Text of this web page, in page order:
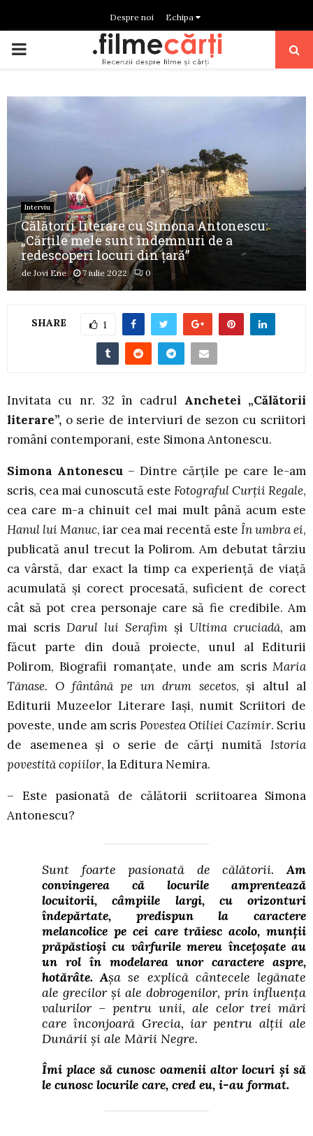
Despre noi Echipa
PRIMARY
Interviu
Călătorii literare cu Simona Antonescu:
„Cărțile mele sunt îndemnuri de a
redescoperi locuri din țară”
de Jovi Ene 7 iulie 2022 0
SHARE 1
Invitata cu nr. 32 în cadrul Anchetei „Călătorii
literare”, o serie de interviuri de sezon cu scriitori
români contemporani, este Simona Antonescu.
Simona Antonescu – Dintre cărțile pe care le-am
scris, cea mai cunoscută este Fotograful Curții Regale,
cea care m-a chinuit cel mai mult până acum este
Hanul lui Manuc, iar cea mai recentă este În umbra ei,
publicată anul trecut la Polirom. Am debutat târziu
ca vârstă, dar exact la timp ca experiență de viață
acumulată și corect procesată, suficient de corect
cât să pot crea personaje care să fie credibile. Am
mai scris Darul lui Serafim și Ultima cruciadă, am
făcut parte din două proiecte, unul al Editurii
Polirom, Biografii romanțate, unde am scris Maria
Tănase. O fântână pe un drum secetos, și altul al
Editurii Muzeelor Literare Iași, numit Scriitori de
poveste, unde am scris Povestea Otiliei Cazimir. Scriu
de asemenea și o serie de cărți numită Istoria
povestită copiilor, la Editura Nemira.
– Este pasionată de călătorii scriitoarea Simona
Antonescu?
Sunt foarte pasionată de călătorii.Am
convingerea că locurile amprentează
locuitorii, câmpiile largi, cu orizonturi
îndepărtate, predispun la caractere
melancolice pe cei care trăiesc acolo, munții
prăpăstioși cu vârfurile mereu încețoșate au
un rol în modelarea unor caractere aspre,
hotărâte. Așa se explică cântecele legănate
ale grecilor și ale dobrogenilor, prin influența
valurilor – pentru unii, ale celor trei mări
care înconjoară Grecia, iar pentru alții ale
Dunării și ale Mării Negre.
Îmi place să cunosc oamenii altor locuri și să
le cunosc locurile care, cred eu, i-au format.